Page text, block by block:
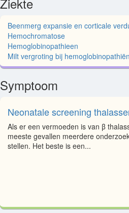
Beenmerg expansie en corticale
Hemochromatose
Hemoglobinopathieen
Milt vergroting bij hemoglobinopathiën
Symptoom
Neonatale screening
Als er een vermoeden is van β
meeste gevallen meerdere
stellen. Het beste is een...